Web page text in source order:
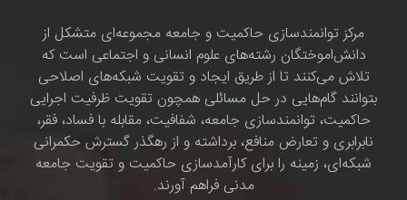
مرکز توانمندسازی حاکمیت و جامعه مجموعه‌ای متشکل از
دانش‌اموختگان رشته‌های علوم انسانی و اجتماعی است که
تلاش می‌کنند تا از طریق ایجاد و تقویت شبکه‌های اصلاحی
بتوانند گام‌هایی در حل مسائلی همچون تقویت ظرفیت اجرایی
حاکمیت، توانمندسازی جامعه، شفافیت، مقابله با فساد، فقر،
نابرابری و تعارض منافع، برداشته و از رهگذر گسترش حکمرانی
شبکه‌ای، زمینه را برای کارآمدسازی حاکمیت و تقویت جامعه
مدنی فراهم آورند.